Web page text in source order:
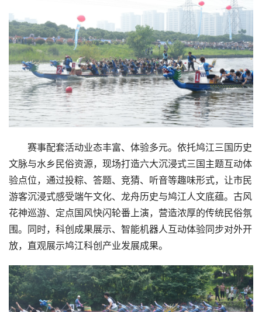
赛事配套活动业态丰富、体验多元。依托鸠江三国历史
文脉与水乡民俗资源，现场打造六大沉浸式三国主题互动体
验点位，通过投粽、答题、竞猜、听音等趣味形式，让市民
游客沉浸式感受端午文化、龙舟历史与鸠江人文底蕴。古风
花神巡游、定点国风快闪轮番上演，营造浓厚的传统民俗氛
围。同时，科创成果展示、智能机器人互动体验同步对外开
放，直观展示鸠江科创产业发展成果。